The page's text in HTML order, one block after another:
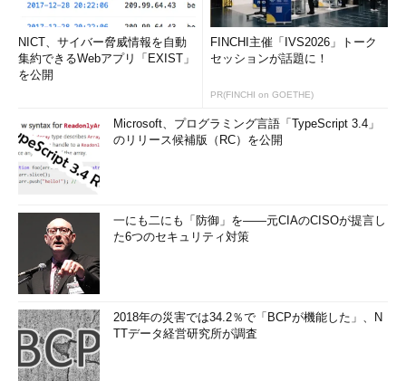
NICT、サイバー脅威情報を自動
集約できるWebアプリ「EXIST」
を公開
FINCHI主催「IVS2026」トーク
セッションが話題に！
PR(FINCHI on GOETHE)
Microsoft、プログラミング言語「TypeScript 3.4」
のリリース候補版（RC）を公開
一にも二にも「防御」を――元CIAのCISOが提言し
た6つのセキュリティ対策
2018年の災害では34.2％で「BCPが機能した」、N
TTデータ経営研究所が調査